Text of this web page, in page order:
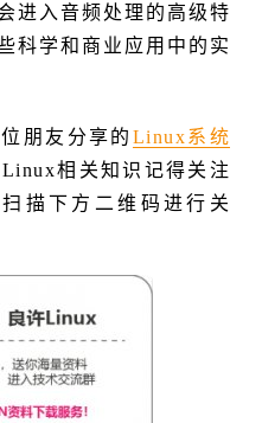
进入音频处理的高级特
科学和商业应用中的实
朋友分享的 Linux系统
相关知识记得关注
描下方二维码进行关